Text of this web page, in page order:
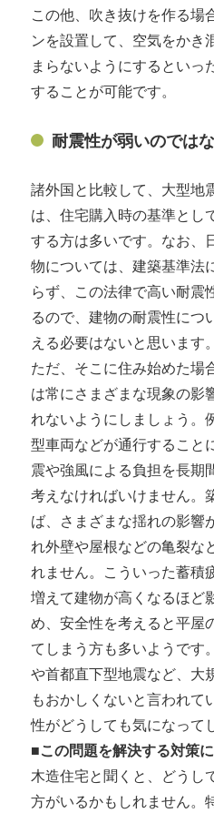
この他、吹き抜けを作る場
ンを設置して、空気をかき
まらないようにするといっ
することが可能です。
耐震性が弱いのでは
諸外国と比較して、大型地
は、住宅購入時の基準とし
する方は多いです。なお、
物については、建築基準法
らず、この法律で高い耐震
るので、建物の耐震性につ
える必要はないと思います。
ただ、そこに住み始めた場
は常にさまざまな現象の影
れないようにしましょう。
型車両などが通行すること
震や強風による負担を長期
考えなければいけません。
ば、さまざまな揺れの影響
れ外壁や屋根などの亀裂な
れません。こういった蓄積
増えて建物が高くなるほど
め、安全性を考えると平屋
てしまう方も多いようです
や首都直下型地震など、大
もおかしくないと言われて
性がどうしても気になって
■この問題を解決する対策
木造住宅と聞くと、どうし
方がいるかもしれません。